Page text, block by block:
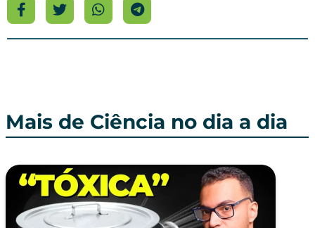
Mais de Ciência no dia a dia